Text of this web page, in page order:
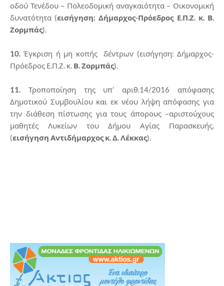
οδού Τενέδου – Πολεοδομική αναγκαιότητα – Οικονομική
δυνατότητα (εισήγηση: Δήμαρχος-Πρόεδρος Ε.Π.Ζ. κ. Β.
Ζορμπάς).
10.Έγκριση ή μη κοπής δέντρων (εισήγηση: Δήμαρχος-
Πρόεδρος Ε.Π.Ζ. κ. Β. Ζορμπάς).
11. Τροποποίηση της υπ’ αριθ.14/2016 απόφασης
Δημοτικού Συμβουλίου και εκ νέου λήψη απόφασης για
την διάθεση πίστωσης για τους άπορους –αριστούχους
μαθητές Λυκείων του Δήμου Αγίας Παρασκευής.
(εισήγηση Αντιδήμαρχος κ.Δ. Λέκκας).